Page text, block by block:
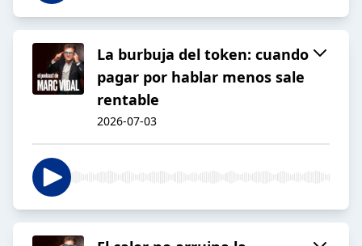
La burbuja del token: cuando
pagar por hablar menos sale
rentable
2026-07-03